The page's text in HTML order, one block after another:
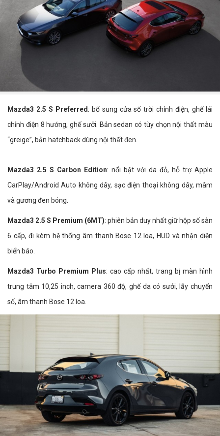
Mazda3 2.5 S Preferred: bổ sung cửa sổ trời chỉnh điện, ghế lái
chỉnh điện 8 hướng, ghế sưởi. Bản sedan có tùy chọn nội thất màu
“greige”, bản hatchback dùng nội thất đen.
Mazda3 2.5 S Carbon Edition: nổi bật với da đỏ, hỗ trợ Apple
CarPlay/Android Auto không dây, sạc điện thoại không dây, mâm
và gương đen bóng.
Mazda3 2.5 S Premium (6MT): phiên bản duy nhất giữ hộp số sàn
6 cấp, đi kèm hệ thống âm thanh Bose 12 loa, HUD và nhận diện
biển báo.
Mazda3 Turbo Premium Plus: cao cấp nhất, trang bị màn hình
trung tâm 10,25 inch, camera 360 độ, ghế da có sưởi, lẫy chuyển
số, âm thanh Bose 12 loa.